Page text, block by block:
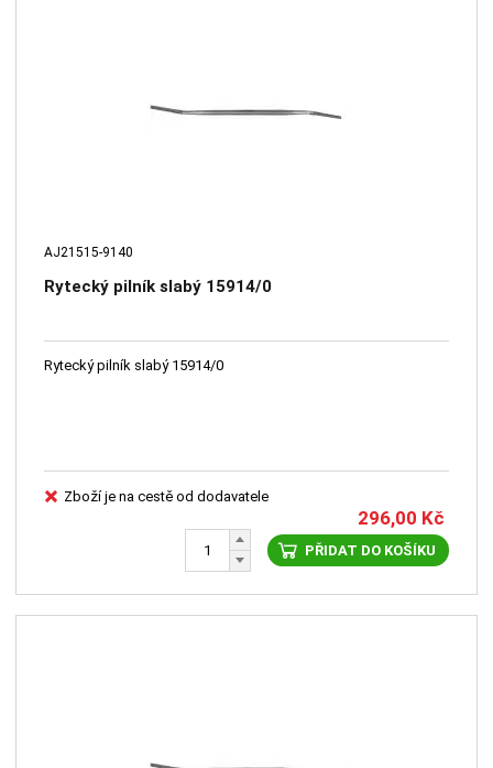
AJ21515-9140
Rytecký pilník slabý 15914/0
Rytecký pilník slabý 15914/0
Zboží je na cestě od dodavatele
296,00 Kč
PŘIDAT DO KOŠÍKU